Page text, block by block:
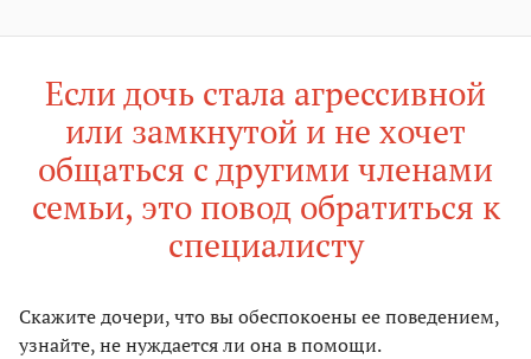
Если дочь стала агрессивной
или замкнутой и не хочет
общаться с другими членами
семьи, это повод обратиться к
специалисту
Скажите дочери, что вы обеспокоены ее поведением,
узнайте, не нуждается ли она в помощи.